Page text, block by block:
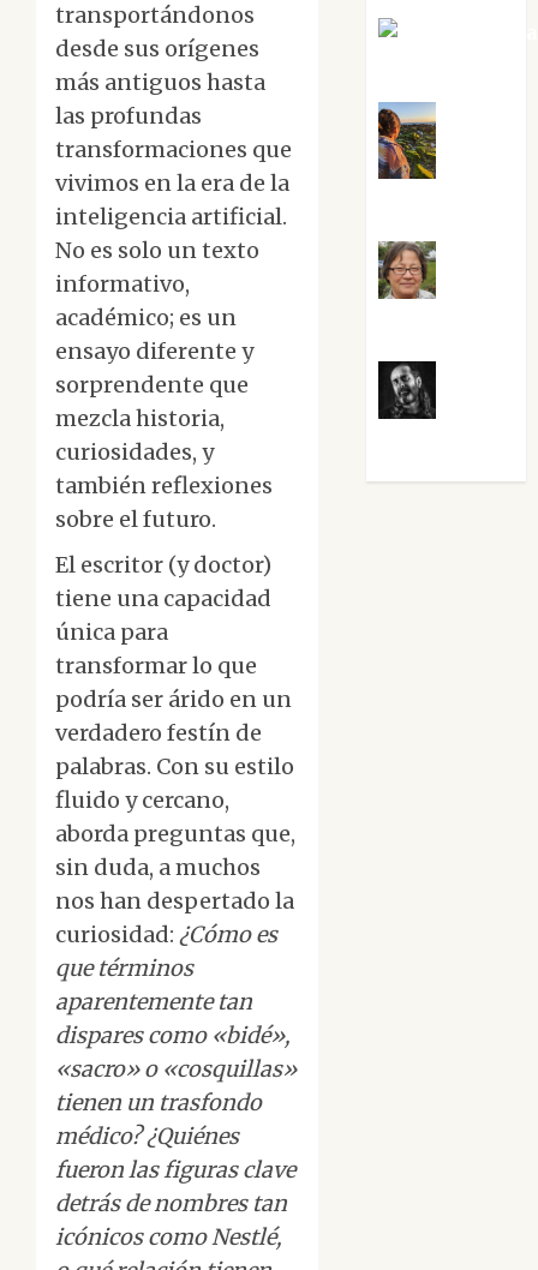
transportándonos
desde sus orígenes
más antiguos hasta
las profundas
transformaciones que
vivimos en la era de la
inteligencia artificial.
No es solo un texto
informativo,
académico; es un
ensayo diferente y
sorprendente que
mezcla historia,
curiosidades, y
también reflexiones
sobre el futuro.
El escritor (y doctor)
tiene una capacidad
única para
transformar lo que
podría ser árido en un
verdadero festín de
palabras. Con su estilo
fluido y cercano,
aborda preguntas que,
sin duda, a muchos
nos han despertado la
curiosidad: ¿Cómo es
que términos
aparentemente tan
dispares como «bidé»,
«sacro» o «cosquillas»
tienen un trasfondo
médico? ¿Quiénes
fueron las figuras clave
detrás de nombres tan
icónicos como Nestlé,